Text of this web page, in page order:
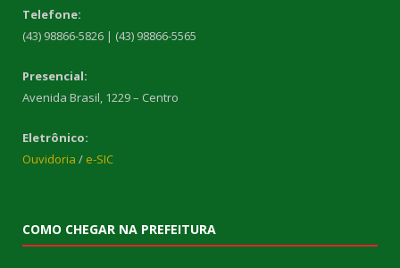
Telefone:
(43) 98866-5826 | (43) 98866-5565
Presencial:
Avenida Brasil, 1229 – Centro
Eletrônico:
Ouvidoria / e-SIC
COMO CHEGAR NA PREFEITURA